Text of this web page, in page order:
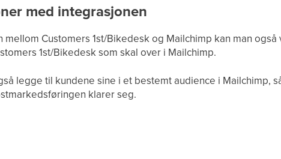
med integrasjonen
mellom Customers 1st/Bikedesk og Mailchimp kan man
1st/Bikedesk som skal over i Mailchimp.
legge til kundene sine i et bestemt audience i Mailchimp,
klarer seg.